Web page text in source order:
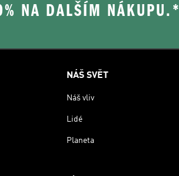
NA DALŠÍM NÁKUPU.*
NÁŠ SVĚT
Náš vliv
Lidé
Planeta